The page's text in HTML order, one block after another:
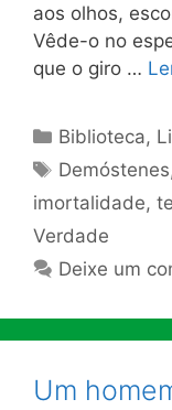
aos olhos,
Vêde-o no
que o giro …
Categorias
Biblioteca,
Tags
Demóstenes
imortalidade,
Verdade
Deixe um
Um